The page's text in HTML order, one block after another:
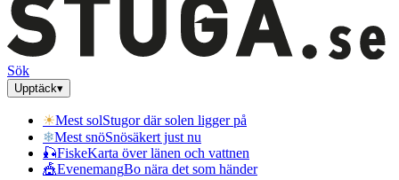
Sök
Upptäck▾
☀Mest solStugor där solen ligger på
❄Mest snöSnösäkert just nu
🎣FiskeKarta över länen och vattnen
🎪EvenemangBo nära det som händer